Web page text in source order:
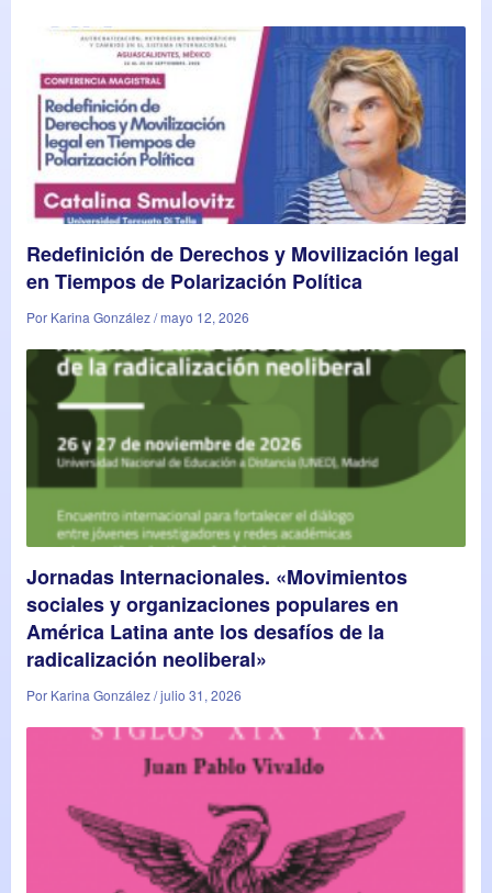
Redefinición de Derechos y Movilización legal
en Tiempos de Polarización Política
Por Karina González / mayo 12, 2026
Jornadas Internacionales. «Movimientos
sociales y organizaciones populares en
América Latina ante los desafíos de la
radicalización neoliberal»
Por Karina González / julio 31, 2026